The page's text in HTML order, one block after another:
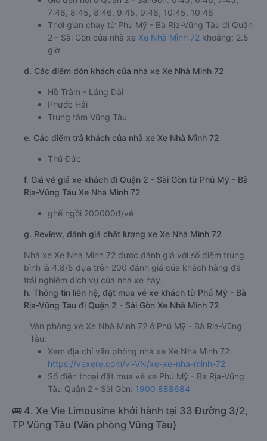
7:46, 8:45, 8:46, 9:45, 9:46, 10:45, 10:46
Thời gian chạy từ Phú Mỹ - Bà Rịa-Vũng Tàu đi Quận
2 - Sài Gòn của nhà xe Xe Nhà Mình 72 khoảng: 2.5
giờ
d. Các điểm đón khách của nhà xe Xe Nhà Mình 72
Hồ Tràm - Láng Dài
Phước Hải
Trung tâm Vũng Tàu
e. Các điểm trả khách của nhà xe Xe Nhà Mình 72
Thủ Đức
f. Giá vé giá xe khách đi Quận 2 - Sài Gòn từ Phú Mỹ - Bà
Rịa-Vũng Tàu Xe Nhà Mình 72
ghế ngồi 200000đ/vé
g. Review, đánh giá chất lượng xe Xe Nhà Mình 72
Nhà xe Xe Nhà Mình 72 được đánh giá với số điểm trung
bình là 4.8/5 dựa trên 200 đánh giá của khách hàng đã
trải nghiệm dịch vụ của nhà xe này.
h. Thông tin liên hệ, đặt mua vé xe khách từ Phú Mỹ - Bà
Rịa-Vũng Tàu đi Quận 2 - Sài Gòn Xe Nhà Mình 72
Văn phòng xe Xe Nhà Mình 72 ở Phú Mỹ - Bà Rịa-Vũng
Tàu:
Xem địa chỉ văn phòng nhà xe Xe Nhà Mình 72:
https://vexere.com/vi-VN/xe-xe-nha-minh-72
Số điện thoại đặt mua vé xe Phú Mỹ - Bà Rịa-Vũng
Tàu Quận 2 - Sài Gòn: 1900 888684
🚌 4. Xe Vie Limousine khởi hành tại 33 Đường 3/2,
TP Vũng Tàu (Văn phòng Vũng Tàu)